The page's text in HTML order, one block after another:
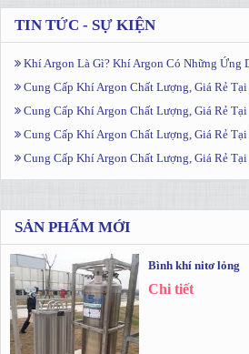
TIN TỨC - SỰ KIỆN
Khí Argon Là Gì? Khí Argon Có Những Ứng
Cung Cấp Khí Argon Chất Lượng, Giá Rẻ
Cung Cấp Khí Argon Chất Lượng, Giá Rẻ
Cung Cấp Khí Argon Chất Lượng, Giá Rẻ
Cung Cấp Khí Argon Chất Lượng, Giá Rẻ
SẢN PHẨM MỚI
Bình khí nitơ lỏng
Chi tiết